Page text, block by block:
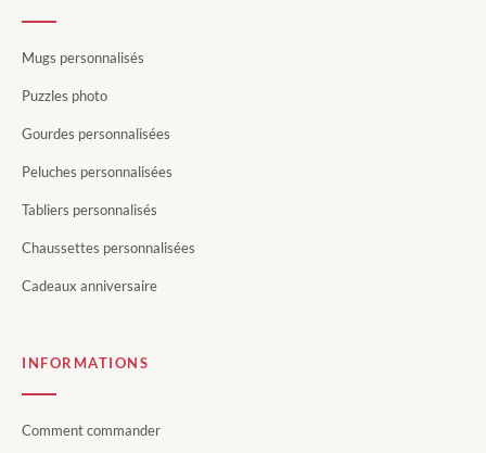
Mugs personnalisés
Puzzles photo
Gourdes personnalisées
Peluches personnalisées
Tabliers personnalisés
Chaussettes personnalisées
Cadeaux anniversaire
INFORMATIONS
Comment commander